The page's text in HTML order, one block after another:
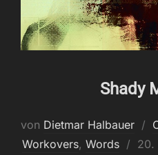
Shady
von Dietmar Halbauer
Workovers, Words 20.